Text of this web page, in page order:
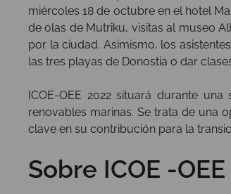
miércoles 18 de octubre en el hotel
de olas de Mutriku, visitas al museo
por la ciudad. Asimismo, los
las tres playas de Donostia o dar
ICOE-OEE 2022 situará durante
renovables marinas. Se trata de una
clave en su contribución para la
Sobre ICOE -OEE